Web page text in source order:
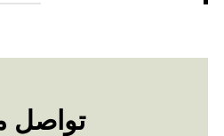
تواصل